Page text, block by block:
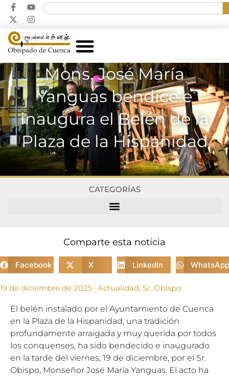
Mons. José María
Yanguas bendice e
inaugura el Belén de la
Plaza de la Hispanidad
CATEGORÍAS
Comparte esta noticia
Facebook X LinkedIn WhatsApp
19 de diciembre de 2025 Actualidad, Sr. Obispo
El belén instalado por el Ayuntamiento de Cuenca
en la Plaza de la Hispanidad, una tradición
profundamente arraigada y muy querida por todos
los conquenses, ha sido bendecido e inaugurado
en la tarde del viernes, 19 de diciembre, por el Sr.
Obispo, Monseñor José María Yanguas. El acto ha